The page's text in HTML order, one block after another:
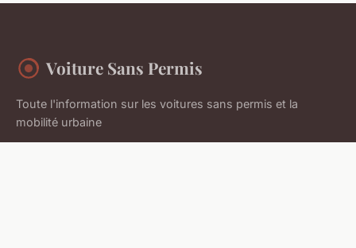
Voiture Sans Permis
Toute l'information sur les voitures sans permis et la
mobilité urbaine